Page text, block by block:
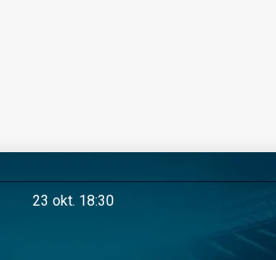
23 okt. 18:30